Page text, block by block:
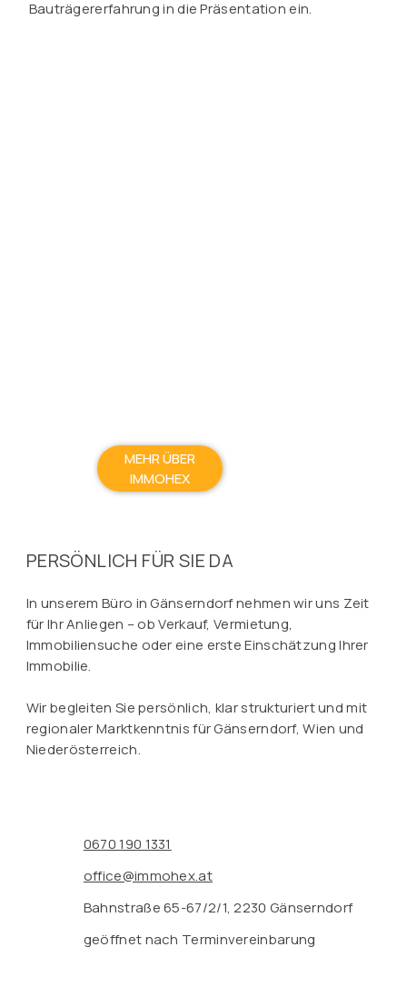
Bauträgererfahrung in die Präsentation ein.
MEHR ÜBER
IMMOHEX
PERSÖNLICH FÜR SIE DA
In unserem Büro in Gänserndorf nehmen wir uns Zeit
für Ihr Anliegen – ob Verkauf, Vermietung,
Immobiliensuche oder eine erste Einschätzung Ihrer
Immobilie.
Wir begleiten Sie persönlich, klar strukturiert und mit
regionaler Marktkenntnis für Gänserndorf, Wien und
Niederösterreich.
0670 190 1331
office@immohex.at
Bahnstraße 65-67/2/1, 2230 Gänserndorf
geöffnet nach Terminvereinbarung